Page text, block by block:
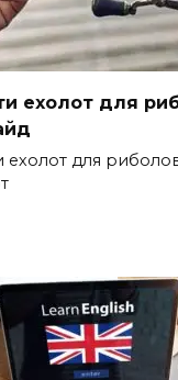
ехолот для
ехолот для